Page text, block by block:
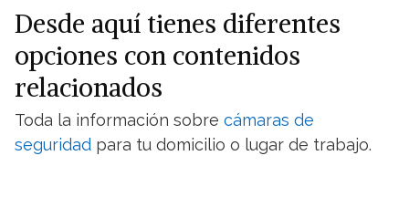
Desde aquí tienes diferentes
opciones con contenidos
relacionados
Toda la información sobre cámaras de
seguridad para tu domicilio o lugar de trabajo.